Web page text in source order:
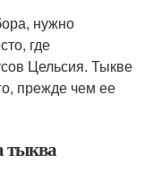
нужно
где
Цельсия. Тыкве
прежде чем ее
тыква